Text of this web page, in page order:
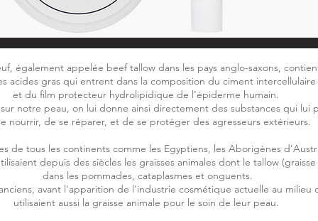
également appelée beef tallow dans les pays anglo-saxons,
acides gras qui entrent dans la composition du ciment intercellulaire
et du film protecteur hydrolipidique de l'épiderme humain.
notre peau, on lui donne ainsi directement des substances qui lui
nourrir, de se réparer, et de se protéger des agresseurs extérieurs.
de tous les continents comme les Egyptiens, les Aborigènes
depuis des siècles les graisses animales dont le tallow
dans les pommades, cataplasmes et onguents.
avant l'apparition de l'industrie cosmétique actuelle au milieu
utilisaient aussi la graisse animale pour le soin de leur peau.